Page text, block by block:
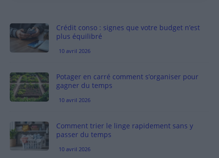
Crédit conso : signes que votre budget n’est
plus équilibré
10 avril 2026
Potager en carré comment s’organiser pour
gagner du temps
10 avril 2026
Comment trier le linge rapidement sans y
passer du temps
10 avril 2026